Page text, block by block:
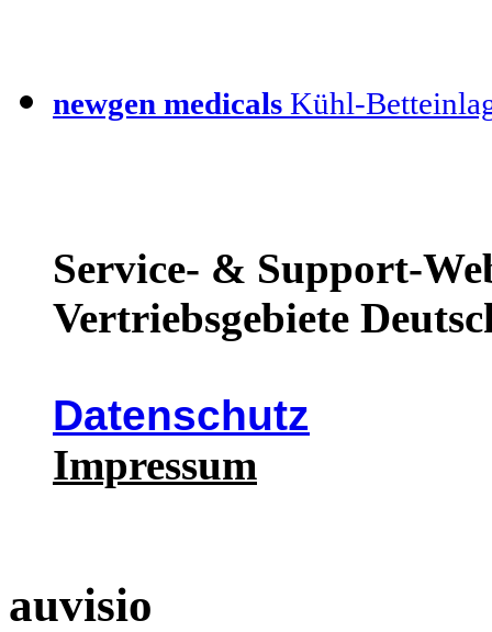
newgen medicals Kühl-
Service- & Support-
Vertriebsgebiete
Datenschutz
Impressum
auvisio